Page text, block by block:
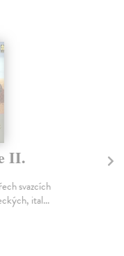
II.
svazcích
ital...